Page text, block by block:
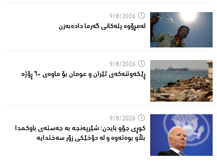
9/8/2026
له‌مڕۆوه‌ پله‌كانی گه‌رما داده‌به‌زن
9/8/2026
ڕێكه‌وتنه‌كه‌ی ئێران و عومان بۆ ماوه‌ی ٦٠ ڕۆژه‌
9/8/2026
کوڕی جۆو بایدن: شێرپەنجە بە جەستەی باوکمدا
بڵاو بوەتەوە و لە دۆخێکی زۆر سەختدایە